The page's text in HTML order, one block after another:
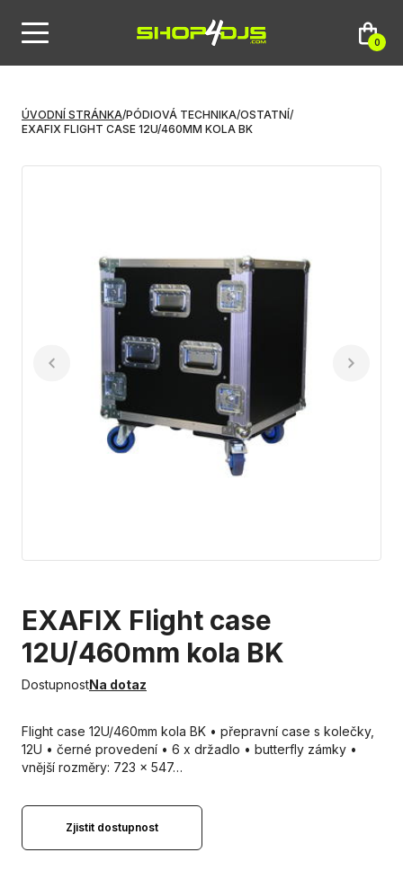
0
ÚVODNÍ STRÁNKA/PÓDIOVÁ TECHNIKA/OSTATNÍ/
EXAFIX FLIGHT CASE 12U/460MM KOLA BK
EXAFIX Flight case
12U/460mm kola BK
DostupnostNa dotaz
Flight case 12U/460mm kola BK • přepravní case s kolečky,
12U • černé provedení • 6 x držadlo • butterfly zámky •
vnější rozměry: 723 x 547…
Zjistit dostupnost